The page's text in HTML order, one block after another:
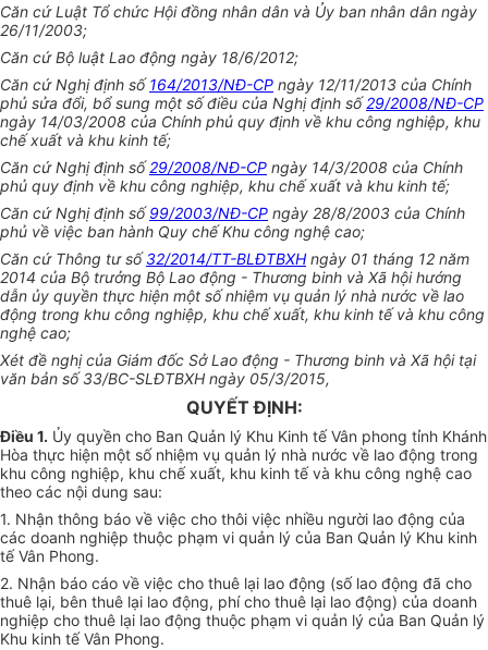
Căn cứ Luật Tổ chức Hội đồng nhân dân và Ủy ban nhân dân ngày
26/11/2003;
Căn cứ Bộ luật Lao động ngày 18/6/2012;
Căn cứ Nghị định số164/2013/NĐ-CP ngày 12/11/2013 của Chính
phủ sửa đổi, bổ sung một số điều của Nghị định số29/2008/NĐ-CP
ngày 14/03/2008 của Chính phủ quy định về khu công nghiệp, khu
chế xuất và khu kinh tế;
Căn cứ Nghị định số29/2008/NĐ-CP ngày 14/3/2008 của Chính
phủ quy định về khu công nghiệp, khu chế xuất và khu kinh tế;
Căn cứ Nghị định số99/2003/NĐ-CP ngày 28/8/2003 của Chính
phủ về việc ban hành Quy chế Khu công nghệ cao;
Căn cứ Thông tư số32/2014/TT-BLĐTBXH ngày 01 tháng 12 năm
2014 của Bộ trưởng Bộ Lao động - Thương binh và Xã hội hướng
dẫn ủy quyền thực hiện một số nhiệm vụ quản lý nhà nước về lao
động trong khu công nghiệp, khu chế xuất, khu kinh tế và khu công
nghệ cao;
Xét đề nghị của Giám đốc Sở Lao động - Thương binh và Xã hội tại
văn bản số 33/BC-SLĐTBXH ngày 05/3/2015,
QUYẾT ĐỊNH:
Điều 1. Ủy quyền cho Ban Quản lý Khu Kinh tế Vân phong tỉnh Khánh
Hòa thực hiện một số nhiệm vụ quản lý nhà nước về lao động trong
khu công nghiệp, khu chế xuất, khu kinh tế và khu công nghệ cao
theo các nội dung sau:
1. Nhận thông báo về việc cho thôi việc nhiều người lao động của
các doanh nghiệp thuộc phạm vi quản lý của Ban Quản lý Khu kinh
tế Vân Phong.
2. Nhận báo cáo về việc cho thuê lại lao động (số lao động đã cho
thuê lại, bên thuê lại lao động, phí cho thuê lại lao động) của doanh
nghiệp cho thuê lại lao động thuộc phạm vi quản lý của Ban Quản lý
Khu kinh tế Vân Phong.